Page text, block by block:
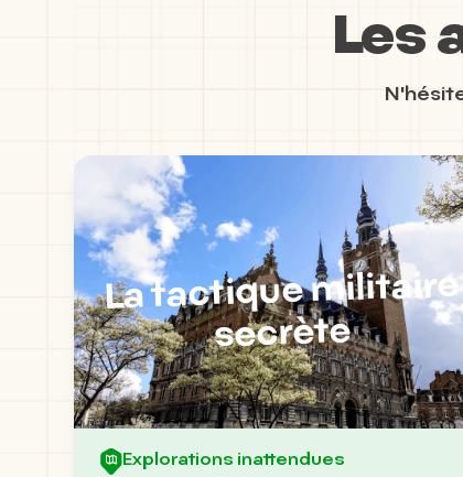
Les
La tactique militaire
secrète
Explorations inattendues